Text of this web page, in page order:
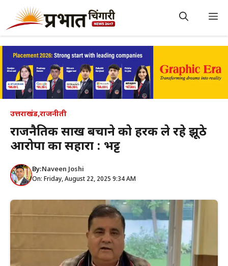
content
उत्तराखंड,राजनीती
राजनैतिक साख बचाने को हरक ले रहे झूठे
आरोपों का सहारा : भट्ट
By:Naveen Joshi
On: Friday, August 22, 2025 9:34 AM